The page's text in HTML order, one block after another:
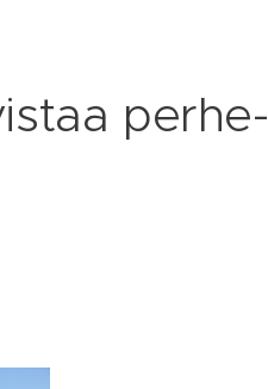
per­he­